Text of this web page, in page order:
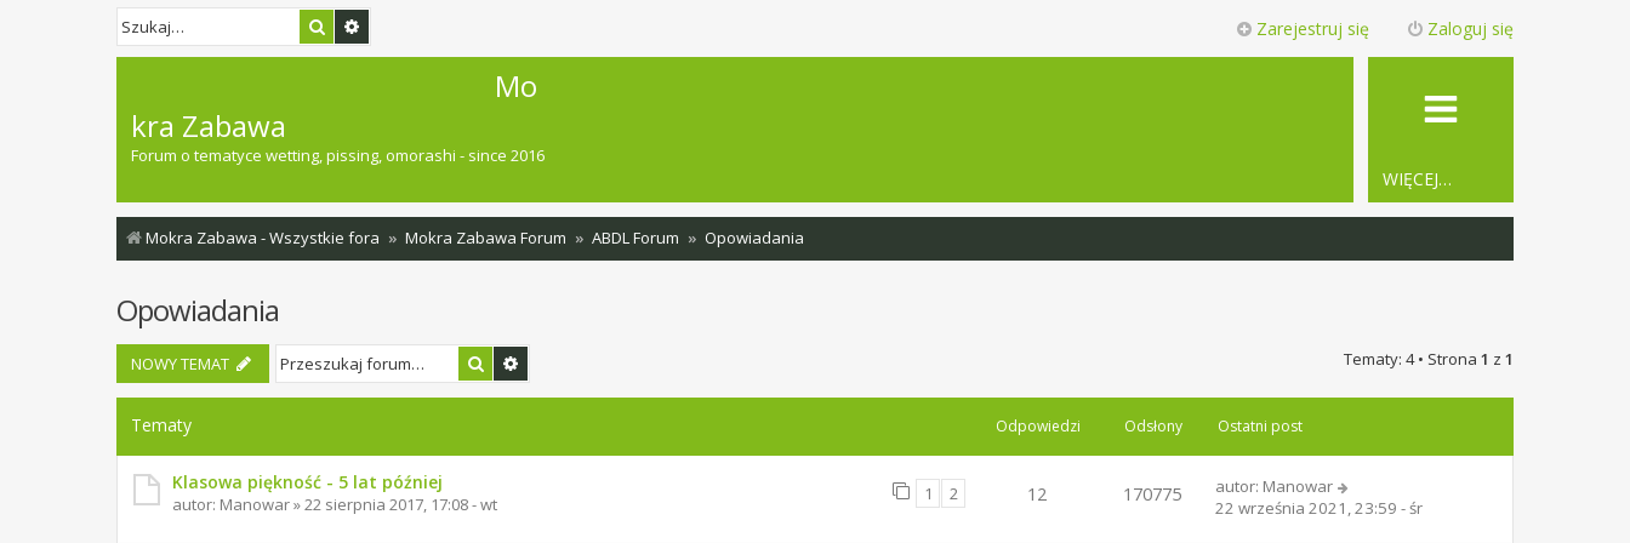
Szukaj Zaloguj się
Zarejestruj się
Mo
kra Zabawa
Forum o tematyce wetting, pissing, omorashi - since 2016
WIĘCEJ…
Mokra Zabawa - Wszystkie fora Mokra Zabawa Forum ABDL Forum Opowiadania
Opowiadania
NOWY TEMAT Szukaj Tematy: 4 • Strona 1 z 1
Tematy Odpowiedzi Odsłony Ostatni post
Klasowa piękność - 5 lat później
autor: Manowar»22 sierpnia 2017, 17:08 - wt 1 2 12 170775 autor: Manowar
22 września 2021, 23:59 - śr